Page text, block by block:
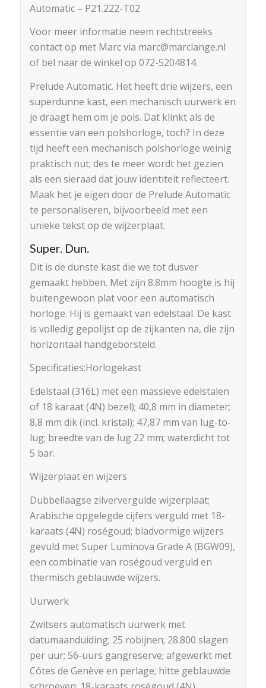
Automatic – P21.222-T02
Voor meer informatie neem rechtstreeks
contact op met Marc via marc@marclange.nl
of bel naar de winkel op 072-5204814.
Prelude Automatic. Het heeft drie wijzers, een
superdunne kast, een mechanisch uurwerk en
je draagt hem om je pols. Dat klinkt als de
essentie van een polshorloge, toch? In deze
tijd heeft een mechanisch polshorloge weinig
praktisch nut; des te meer wordt het gezien
als een sieraad dat jouw identiteit reflecteert.
Maak het je eigen door de Prelude Automatic
te personaliseren, bijvoorbeeld met een
unieke tekst op de wijzerplaat.
Super. Dun.
Dit is de dunste kast die we tot dusver
gemaakt hebben. Met zijn 8.8mm hoogte is hij
buitengewoon plat voor een automatisch
horloge. Hij is gemaakt van edelstaal. De kast
is volledig gepolijst op de zijkanten na, die zijn
horizontaal handgeborsteld.
Specificaties:Horlogekast
Edelstaal (316L) met een massieve edelstalen
of 18 karaat (4N) bezel); 40,8 mm in diameter;
8,8 mm dik (incl. kristal); 47,87 mm van lug-to-
lug; breedte van de lug 22 mm; waterdicht tot
5 bar.
Wijzerplaat en wijzers
Dubbellaagse zilververgulde wijzerplaat;
Arabische opgelegde cijfers verguld met 18-
karaats (4N) roségoud; bladvormige wijzers
gevuld met Super Luminova Grade A (BGW09),
een combinatie van roségoud verguld en
thermisch geblauwde wijzers.
Uurwerk
Zwitsers automatisch uurwerk met
datumaanduiding; 25 robijnen; 28.800 slagen
per uur; 56-uurs gangreserve; afgewerkt met
Côtes de Genève en perlage; hitte geblauwde